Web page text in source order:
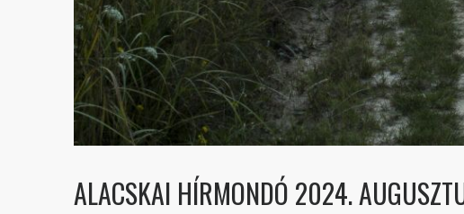
ALACSKAI HÍRMONDÓ 2024.